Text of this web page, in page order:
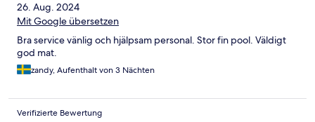
26. Aug. 2024
Mit Google übersetzen
Bra service vänlig och hjälpsam personal. Stor fin pool. Väldigt
god mat.
zandy, Aufenthalt von 3 Nächten
Verifizierte Bewertung